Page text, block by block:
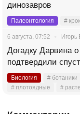
динозавров
Палеонтология #
6 августа, 07:52 Игорь
Догадку Дарвина
подтвердили
Биология # ботаники
# плотоядные
#